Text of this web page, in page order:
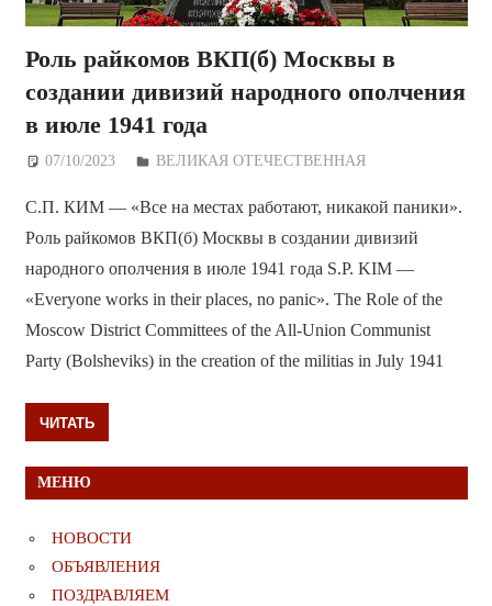
Роль райкомов ВКП(б) Москвы в
создании дивизий народного ополчения
в июле 1941 года
07/10/2023 Дежурный по Редакции
ВЕЛИКАЯ ОТЕЧЕСТВЕННАЯ
С.П. КИМ — «Все на местах работают, никакой паники».
Роль райкомов ВКП(б) Москвы в создании дивизий
народного ополчения в июле 1941 года S.P. KIM —
«Everyone works in their places, no panic». The Role of the
Moscow District Committees of the All-Union Communist
Party (Bolsheviks) in the creation of the militias in July 1941
ЧИТАТЬ
МЕНЮ
НОВОСТИ
ОБЪЯВЛЕНИЯ
ПОЗДРАВЛЯЕМ